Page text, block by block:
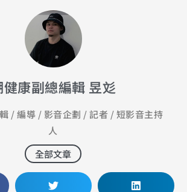
健康副總編輯 昱彣
/ 編導 / 影音企劃 / 記者 / 短影音主持
人
全部文章